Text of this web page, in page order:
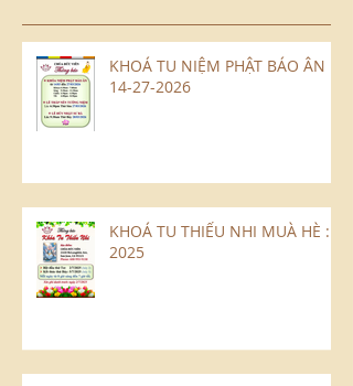
KHOÁ TU NIỆM PHẬT BÁO ÂN
14-27-2026
KHOÁ TU THIẾU NHI MUÀ HÈ :
2025